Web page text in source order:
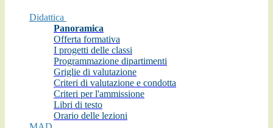
Didattica
Panoramica
Offerta formativa
I progetti delle classi
Programmazione dipartimenti
Griglie di valutazione
Criteri di valutazione e condotta
Criteri per l'ammissione
Libri di testo
Orario delle lezioni